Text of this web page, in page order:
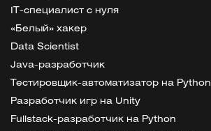
IT-специалист с нуля
«Белый» хакер
Data Scientist
Java-разработчик
Тестировщик-автоматизатор на Python
Разработчик игр на Unity
Fullstack-разработчик на Python